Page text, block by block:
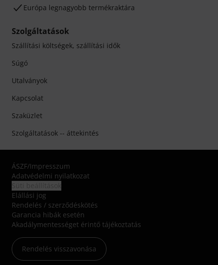
Európa legnagyobb termékraktára
Szolgáltatások
Szállítási költségek, szállítási idők
Súgó
Utalványok
Kapcsolat
Szaküzlet
Szolgáltatások -- áttekintés
ÁSZF/Impresszum
Adatvédelmi nyilatkozat
Elállási jog
Rendelés / szerződéskötés
Garancia hibák esetén
Akadálymentességet érintő tájékoztatás
Rendelés visszavonása